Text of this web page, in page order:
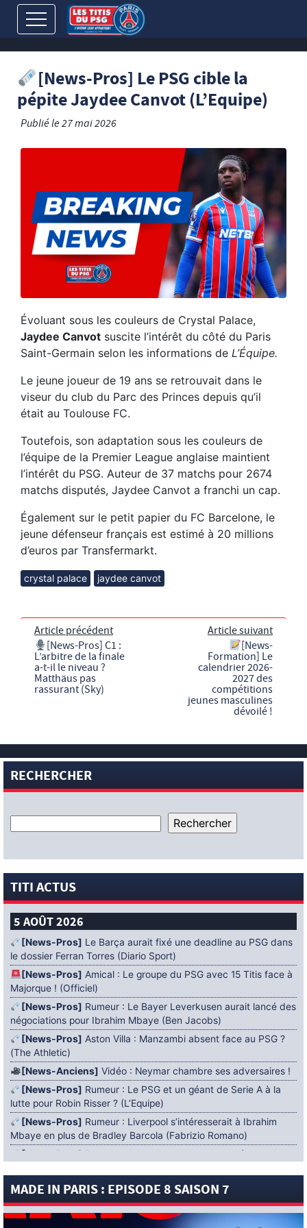
[News-Pros] Le PSG cible la
pépite Jaydee Canvot (L’Equipe)
Publié le27 mai 2026
Évoluant sous les couleurs de Crystal Palace,
Jaydee Canvot suscite l’intérêt du côté du Paris
Saint-Germain selon les informations de L’Équipe.
Le jeune joueur de 19 ans se retrouvait dans le
viseur du club du Parc des Princes depuis qu’il
était au Toulouse FC.
Toutefois, son adaptation sous les couleurs de
l’équipe de la Premier League anglaise maintient
l’intérêt du PSG. Auteur de 37 matchs pour 2674
matchs disputés, Jaydee Canvot a franchi un cap.
Également sur le petit papier du FC Barcelone, le
jeune défenseur français est estimé à 20 millions
d’euros par Transfermarkt.
crystal palace jaydee canvot
Article précédent
[News-Pros] C1 :
L’arbitre de la finale
a-t-il le niveau ?
Matthäus pas
rassurant (Sky)
Article suivant
[News-
Formation] Le
calendrier 2026-
2027 des
compétitions
jeunes masculines
dévoilé !
RECHERCHER
TITI ACTUS
5 AOÛT 2026
[News-Pros] Le Barça aurait fixé une deadline au PSG dans
le dossier Ferran Torres (Diario Sport)
[News-Pros] Amical : Le groupe du PSG avec 15 Titis face à
Majorque ! (Officiel)
[News-Pros] Rumeur : Le Bayer Leverkusen aurait lancé des
négociations pour Ibrahim Mbaye (Ben Jacobs)
[News-Pros] Aston Villa : Manzambi absent face au PSG ?
(The Athletic)
[News-Anciens] Vidéo : Neymar chambre ses adversaires !
[News-Pros] Rumeur : Le PSG et un géant de Serie A à la
lutte pour Robin Risser ? (L’Equipe)
[News-Pros] Rumeur : Liverpool s’intéresserait à Ibrahim
Mbaye en plus de Bradley Barcola (Fabrizio Romano)
[News-Pros]
Rumeur : Accord contractuel trouvé entre le
[News-Pros]Rumeur : Le PSG aurait lancé un ultimatum
4 AOÛT 2026
MADE IN PARIS : EPISODE 8 SAISON 7